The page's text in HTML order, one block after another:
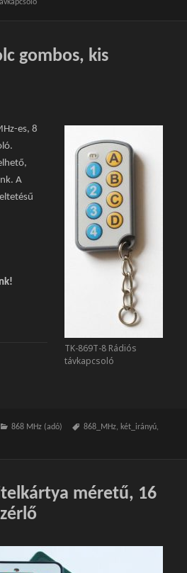
gombos, kis
TK-869T-8 Rádiós
távkapcsoló
es, 8
A
kis távvezérlő
Kategória
868 MHz (adó) Címke
868_MHz, két_irányú,
méretű, 16